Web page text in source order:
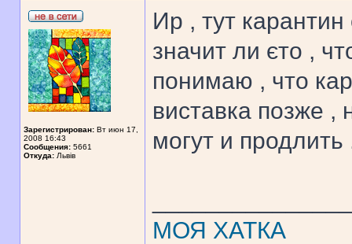
Зарегистрирован: Вт июн 17,
2008 16:43
Сообщения: 5661
Откуда: Львів
Ир , тут
значит ли єто ,
понимаю , что
виставка позже ,
могут и
МОЯ ХАТКА